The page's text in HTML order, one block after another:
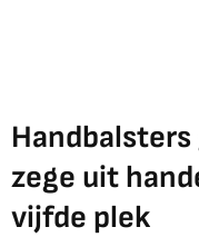
zege uit
vijfde plek